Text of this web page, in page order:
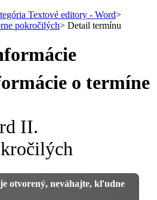
Textové editory - Word>
pokročilých> Detail termínu
o termíne
II.
otvorený, neváhajte, kľudne